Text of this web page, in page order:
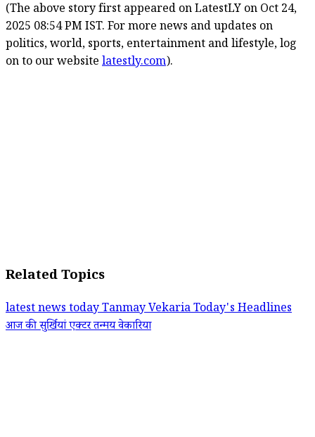
(The above story first appeared on LatestLY on Oct 24,
2025 08:54 PM IST. For more news and updates on
politics, world, sports, entertainment and lifestyle, log
on to our website latestly.com).
Related Topics
latest news todayTanmay VekariaToday's Headlines
आज की सुर्खियांएक्टर तन्मय वेकारिया